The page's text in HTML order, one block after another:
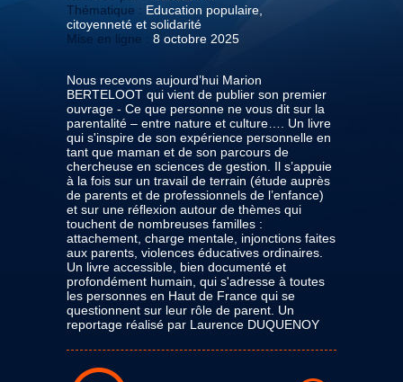
Thématique : Education populaire,
citoyenneté et solidarité
Mise en ligne : 8 octobre 2025
Nous recevons aujourd’hui Marion
BERTELOOT qui vient de publier son premier
ouvrage - Ce que personne ne vous dit sur la
parentalité – entre nature et culture…. Un livre
qui s'inspire de son expérience personnelle en
tant que maman et de son parcours de
chercheuse en sciences de gestion. Il s’appuie
à la fois sur un travail de terrain (étude auprès
de parents et de professionnels de l’enfance)
et sur une réflexion autour de thèmes qui
touchent de nombreuses familles :
attachement, charge mentale, injonctions faites
aux parents, violences éducatives ordinaires.
Un livre accessible, bien documenté et
profondément humain, qui s'adresse à toutes
les personnes en Haut de France qui se
questionnent sur leur rôle de parent. Un
reportage réalisé par Laurence DUQUENOY